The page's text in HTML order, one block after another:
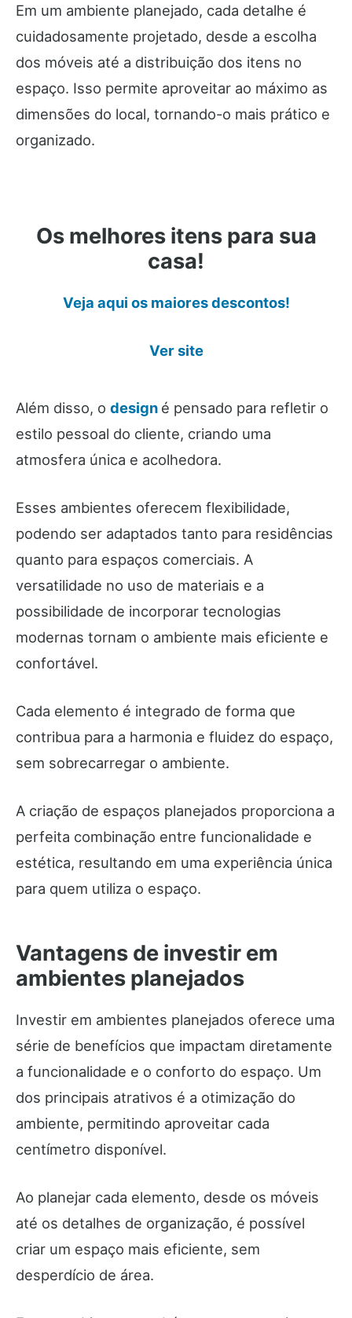
Em um ambiente planejado, cada detalhe é
cuidadosamente projetado, desde a escolha
dos móveis até a distribuição dos itens no
espaço. Isso permite aproveitar ao máximo as
dimensões do local, tornando-o mais prático e
organizado.
Os melhores itens para sua
casa!
Veja aqui os maiores descontos!
Ver site
Além disso, o design é pensado para refletir o
estilo pessoal do cliente, criando uma
atmosfera única e acolhedora.
Esses ambientes oferecem flexibilidade,
podendo ser adaptados tanto para residências
quanto para espaços comerciais. A
versatilidade no uso de materiais e a
possibilidade de incorporar tecnologias
modernas tornam o ambiente mais eficiente e
confortável.
Cada elemento é integrado de forma que
contribua para a harmonia e fluidez do espaço,
sem sobrecarregar o ambiente.
A criação de espaços planejados proporciona a
perfeita combinação entre funcionalidade e
estética, resultando em uma experiência única
para quem utiliza o espaço.
Vantagens de investir em
ambientes planejados
Investir em ambientes planejados oferece uma
série de benefícios que impactam diretamente
a funcionalidade e o conforto do espaço. Um
dos principais atrativos é a otimização do
ambiente, permitindo aproveitar cada
centímetro disponível.
Ao planejar cada elemento, desde os móveis
até os detalhes de organização, é possível
criar um espaço mais eficiente, sem
desperdício de área.